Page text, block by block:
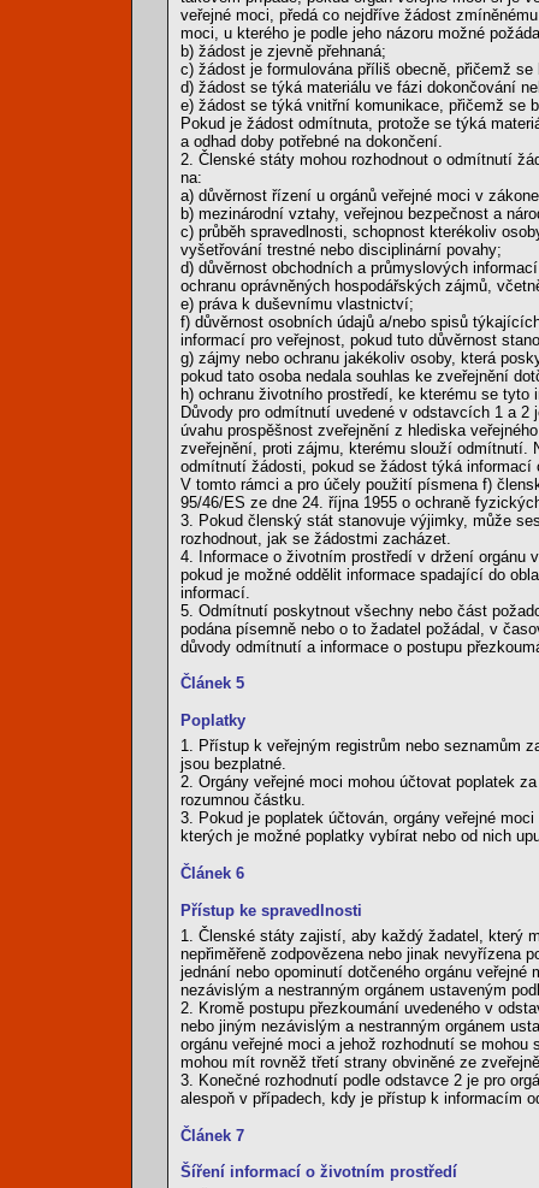
veřejné moci, předá co nejdříve žádost
moci, u kterého je podle jeho názoru možné
b) žádost je zjevně přehnaná;
c) žádost je formulována příliš obecně, přičemž
d) žádost se týká materiálu ve fázi dokončování
e) žádost se týká vnitřní komunikace, přičemž se
Pokud je žádost odmítnuta, protože se týká
a odhad doby potřebné na dokončení.
2. Členské státy mohou rozhodnout o odmítnutí
na:
a) důvěrnost řízení u orgánů veřejné moci v
b) mezinárodní vztahy, veřejnou bezpečnost a
c) průběh spravedlnosti, schopnost kterékoliv
vyšetřování trestné nebo disciplinární povahy;
d) důvěrnost obchodních a průmyslových
ochranu oprávněných hospodářských zájmů,
e) práva k duševnímu vlastnictví;
f) důvěrnost osobních údajů a/nebo spisů
informací pro veřejnost, pokud tuto důvěrnost
g) zájmy nebo ochranu jakékoliv osoby, která
pokud tato osoba nedala souhlas ke zveřejnění
h) ochranu životního prostředí, ke kterému se
Důvody pro odmítnutí uvedené v odstavcích 1 a
úvahu prospěšnost zveřejnění z hlediska
zveřejnění, proti zájmu, kterému slouží odmítnutí.
odmítnutí žádosti, pokud se žádost týká
V tomto rámci a pro účely použití písmena f)
95/46/ES ze dne 24. října 1955 o ochraně
3. Pokud členský stát stanovuje výjimky, může
rozhodnout, jak se žádostmi zacházet.
4. Informace o životním prostředí v držení orgánu
pokud je možné oddělit informace spadající do
informací.
5. Odmítnutí poskytnout všechny nebo část
podána písemně nebo o to žadatel požádal, v
důvody odmítnutí a informace o postupu
Článek 5
Poplatky
1. Přístup k veřejným registrům nebo seznamům
jsou bezplatné.
2. Orgány veřejné moci mohou účtovat poplatek
rozumnou částku.
3. Pokud je poplatek účtován, orgány veřejné
kterých je možné poplatky vybírat nebo od nich
Článek 6
Přístup ke spravedlnosti
1. Členské státy zajistí, aby každý žadatel, který
nepřiměřeně zodpovězena nebo jinak nevyřízena
jednání nebo opominutí dotčeného orgánu
nezávislým a nestranným orgánem ustaveným
2. Kromě postupu přezkoumání uvedeného v
nebo jiným nezávislým a nestranným orgánem
orgánu veřejné moci a jehož rozhodnutí se
mohou mít rovněž třetí strany obviněné ze
3. Konečné rozhodnutí podle odstavce 2 je pro
alespoň v případech, kdy je přístup k informacím
Článek 7
Šíření informací o životním prostředí